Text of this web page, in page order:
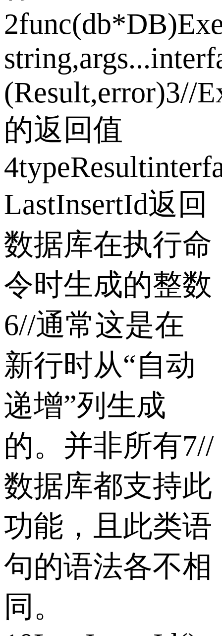
(Result,error)3//
的返回值
LastInsertId返回
数据库在执行命
令时生成的整数
6//通常这是在
新行时从“自动
递增”列生成
的。并非所有7//
数据库都支持此
功能，且此类语
句的语法各不相
同。